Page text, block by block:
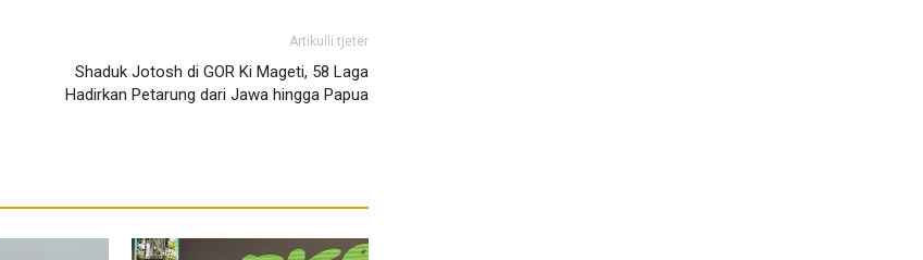
Artikulli tjetër
Shaduk Jotosh di GOR Ki Mageti, 58 Laga
Hadirkan Petarung dari Jawa hingga Papua